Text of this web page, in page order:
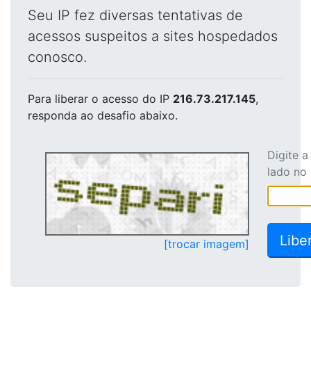
Seu IP fez diversas tentativas de
acessos suspeitos a sites hospedados
conosco.
Para liberar o acesso do IP 216.73.217.145,
responda ao desafio abaixo.
[trocar imagem]
Digite
lado no